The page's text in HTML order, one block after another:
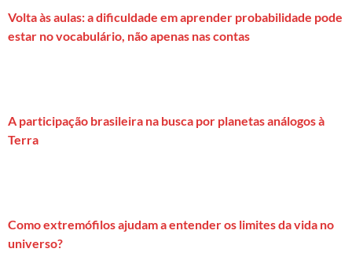
Volta às aulas: a dificuldade em aprender probabilidade pode
estar no vocabulário, não apenas nas contas
A participação brasileira na busca por planetas análogos à
Terra
Como extremófilos ajudam a entender os limites da vida no
universo?